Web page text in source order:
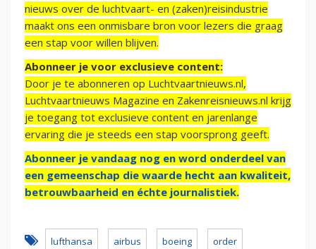
nieuws over de luchtvaart- en (zaken)reisindustrie
maakt ons een onmisbare bron voor lezers die graag
een stap voor willen blijven.
Abonneer je voor exclusieve content:
Door je te abonneren op Luchtvaartnieuws.nl,
Luchtvaartnieuws Magazine en Zakenreisnieuws.nl krijg
je toegang tot exclusieve content en jarenlange
ervaring die je steeds een stap voorsprong geeft.
Abonneer je vandaag nog en word onderdeel van
een gemeenschap die waarde hecht aan kwaliteit,
betrouwbaarheid en échte journalistiek.
lufthansa airbus boeing order